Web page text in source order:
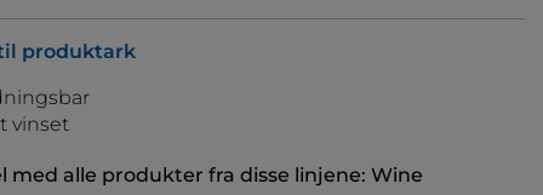
produktark
vinset
med alle produkter fra disse linjene: Wine